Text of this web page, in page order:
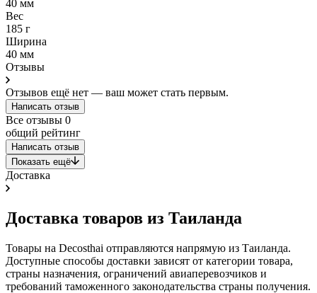
40 мм
Вес
185 г
Ширина
40 мм
Отзывы
Отзывов ещё нет — ваш может стать первым.
Написать отзыв
Все отзывы 0
общий рейтинг
Написать отзыв
Показать ещё
Доставка
Доставка товаров из Таиланда
Товары на Decosthai отправляются напрямую из Таиланда.
Доступные способы доставки зависят от категории товара,
страны назначения, ограничений авиаперевозчиков и
требований таможенного законодательства страны получения.